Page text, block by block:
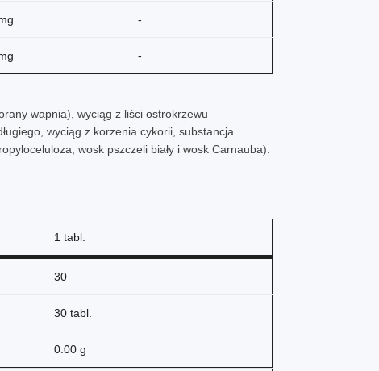
-
-
wapnia), wyciąg z liści ostrokrzewu
wyciąg z korzenia cykorii, substancja
wosk pszczeli biały i wosk Carnauba).
1 tabl.
30
30 tabl.
0.00 g